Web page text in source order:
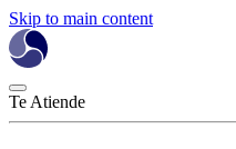
Skip to main content
Te Atiende